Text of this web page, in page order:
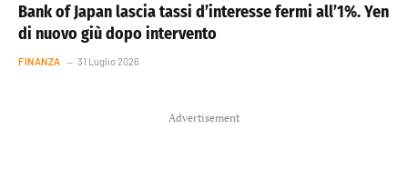
Bank of Japan lascia tassi d’interesse fermi all’1%. Yen
di nuovo giù dopo intervento
FINANZA 31 Luglio 2026
Advertisement